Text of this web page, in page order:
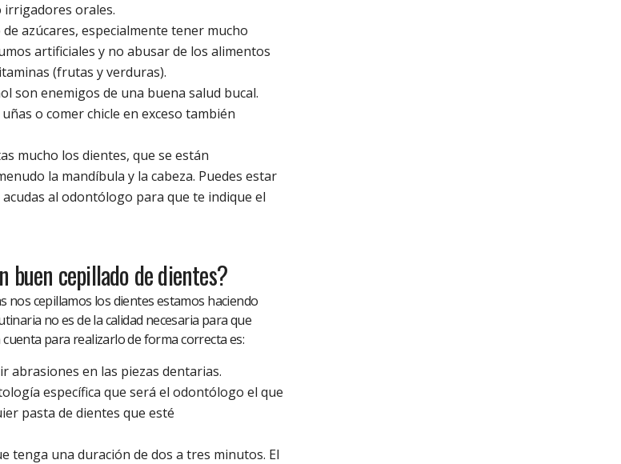
irrigadores orales.
de azúcares, especialmente tener mucho
artificiales y no abusar de los alimentos
(frutas y verduras).
son enemigos de una buena salud bucal.
o comer chicle en exceso también
mucho los dientes, que se están
la mandíbula y la cabeza. Puedes estar
acudas al odontólogo para que te indique el
buen cepillado de dientes?
nos cepillamos los dientes estamos haciendo
no es de la calidad necesaria para que
para realizarlo de forma correcta es:
abrasiones en las piezas dentarias.
específica que será el odontólogo el que
pasta de dientes que esté
tenga una duración de dos a tres minutos. El